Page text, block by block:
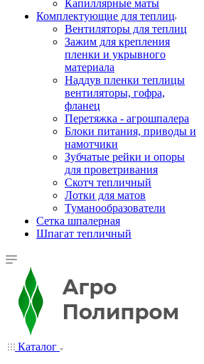
Капиллярные маты
Комплектующие для теплиц
Вентиляторы для теплиц
Зажим для крепления
пленки и укрывного
материала
Наддув пленки теплицы
вентиляторы, гофра,
фланец
Перетяжка - агрошпалера
Блоки питания, приводы и
намотчики
Зубчатые рейки и опоры
для проветривания
Скотч тепличный
Лотки для матов
Туманообразователи
Сетка шпалерная
Шпагат тепличный
Каталог